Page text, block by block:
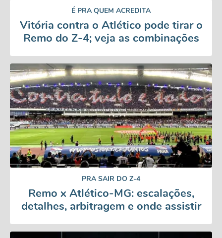
É PRA QUEM ACREDITA
Vitória contra o Atlético pode tirar o
Remo do Z-4; veja as combinações
PRA SAIR DO Z-4
Remo x Atlético-MG: escalações,
detalhes, arbitragem e onde assistir